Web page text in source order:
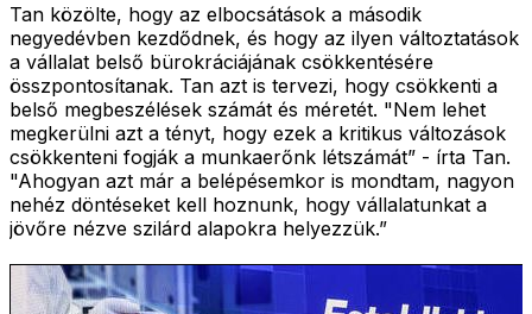
Tan közölte, hogy az elbocsátások a második
negyedévben kezdődnek, és hogy az ilyen változtatások
a vállalat belső bürokráciájának csökkentésére
összpontosítanak. Tan azt is tervezi, hogy csökkenti a
belső megbeszélések számát és méretét. "Nem lehet
megkerülni azt a tényt, hogy ezek a kritikus változások
csökkenteni fogják a munkaerőnk létszámát” - írta Tan.
"Ahogyan azt már a belépésemkor is mondtam, nagyon
nehéz döntéseket kell hoznunk, hogy vállalatunkat a
jövőre nézve szilárd alapokra helyezzük.”